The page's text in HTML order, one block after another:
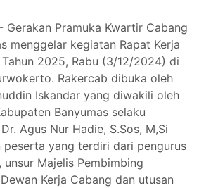
- Gerakan Pramuka Kwartir Cabang
menggelar kegiatan Rapat Kerja
2025, Rabu (3/12/2024) di
Rakercab dibuka oleh
Iskandar yang diwakili oleh
Banyumas selaku
Agus Nur Hadie, S.Sos, M,Si
peserta yang terdiri dari pengurus
unsur Majelis Pembimbing
Kerja Cabang dan utusan